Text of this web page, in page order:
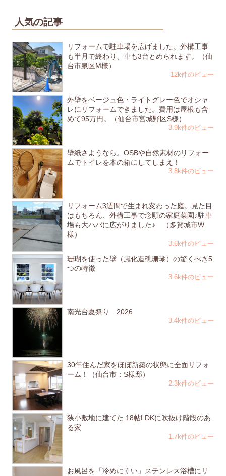
人気の記事
リフォームで駐車場を広げました。外構工事
も半月で終わり、車も3台とめられます。（仙
台市泉区M様）
12k件のビュー
外壁をベージュ色・ライトグレー色でオシャ
レにリフォームできました。費用は屋根も含
めて95万円。（仙台市宮城野区S様）
3.9k件のビュー
壁紙さようなら。OSBや自然素材のリフォー
ムでトイレを木の箱にしてしまえ！
3.8k件のビュー
リフォーム3週間で生まれ変わった庭。見た目
はもちろん、外構工事で念願の家庭菜園♪駐車
場も大ハバに広がりました♪ （多賀城市W
様）
3.6k件のビュー
珊瑚を使った壁（風化造礁珊瑚）の驚くべき5
つの特徴
3.6k件のビュー
南光台夏祭り 2026
3.4k件のビュー
30年住んだ家をほぼ新築の状態に全面リフォ
ーム！（仙台市：S様邸）
2.3k件のビュー
狭小敷地に建てた 18帖LDKに吹抜け階段のあ
る家
1.7k件のビュー
お風呂を「冷めにくい」ステンレス浴槽にリ